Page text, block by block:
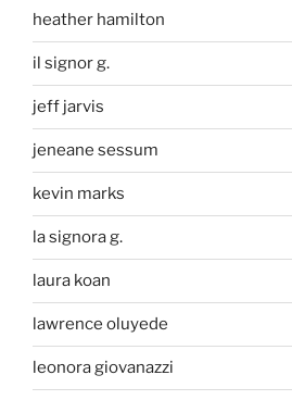
heather hamilton
il signor g.
jeff jarvis
jeneane sessum
kevin marks
la signora g.
laura koan
lawrence oluyede
leonora giovanazzi